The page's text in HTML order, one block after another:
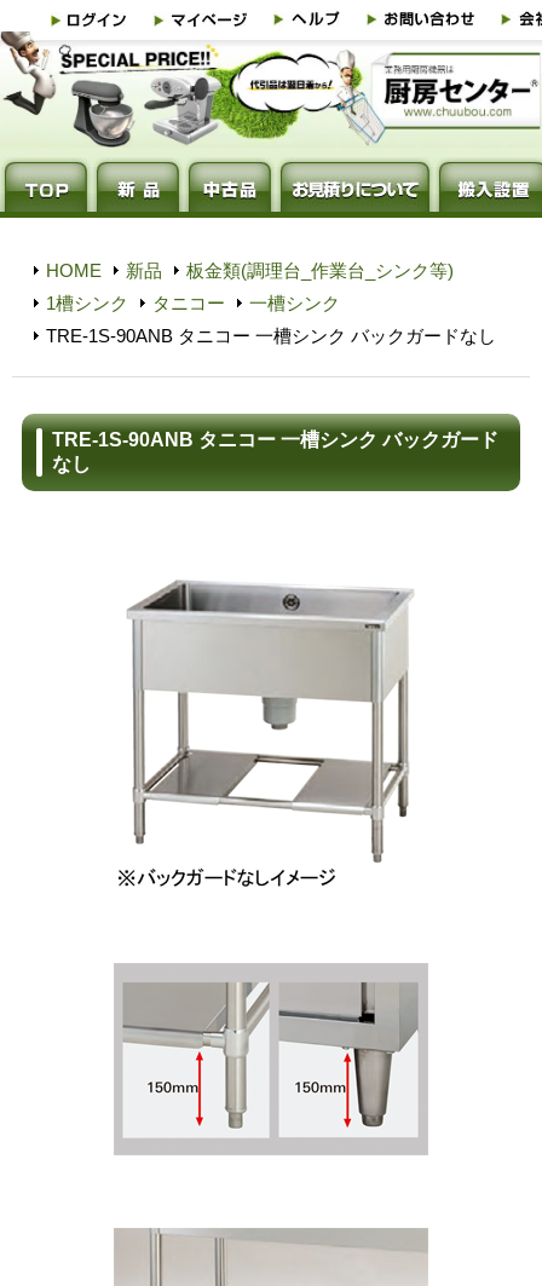
HOME 新品
板金類(調理台_作業台_シンク等)
1槽シンク
タニコー
一槽シンク
TRE-1S-90ANB タニコー 一槽シンク バックガードなし
TRE-1S-90ANB タニコー 一槽シンク バックガード
なし